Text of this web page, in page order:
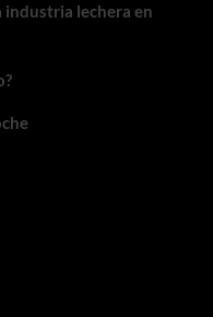
industria lechera en